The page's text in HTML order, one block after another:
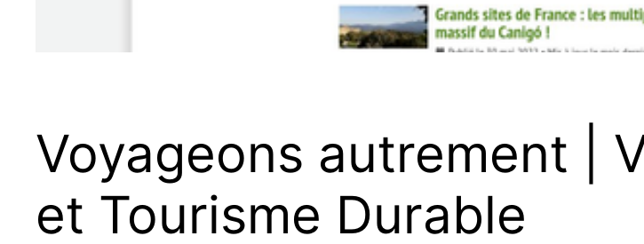
Voyageons autrement |
et Tourisme Durable